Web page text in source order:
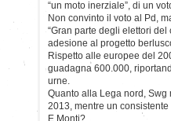
“un moto inerziale”, di un
Non convinto il voto al Pd,
“Gran parte degli elettori
adesione al progetto
Rispetto alle europee del
guadagna 600.000,
urne.
Quanto alla Lega nord, Swg
2013, mentre un
E Monti?